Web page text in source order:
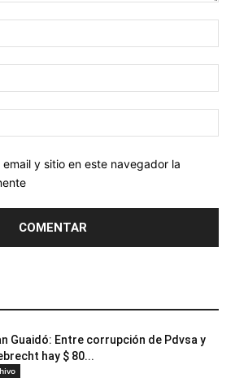
y sitio en este navegador la
Guaidó: Entre corrupción de Pdvsa y
hay $ 80...